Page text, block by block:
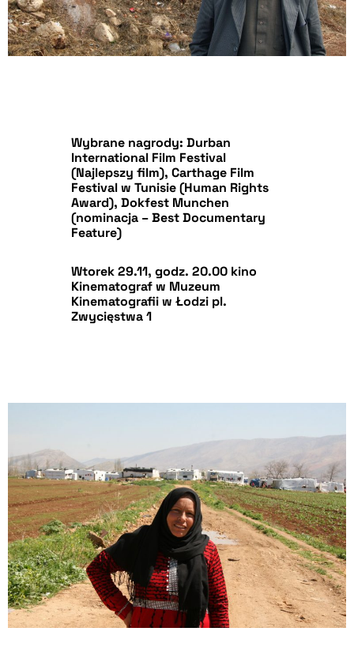
Wybrane nagrody: Durban
International Film Festival
(Najlepszy film), Carthage Film
Festival w Tunisie (Human Rights
Award), Dokfest Munchen
(nominacja – Best Documentary
Feature)
Wtorek 29.11, godz. 20.00 kino
Kinematograf w Muzeum
Kinematografii w Łodzi pl.
Zwycięstwa 1